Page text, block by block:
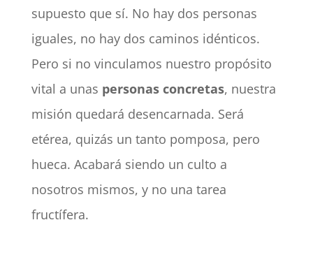
supuesto que sí. No hay dos personas
iguales, no hay dos caminos idénticos.
Pero si no vinculamos nuestro propósito
vital a unas personas concretas, nuestra
misión quedará desencarnada. Será
etérea, quizás un tanto pomposa, pero
hueca. Acabará siendo un culto a
nosotros mismos, y no una tarea
fructífera.